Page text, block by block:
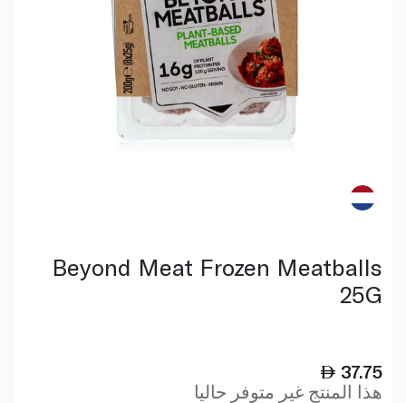
Beyond Meat Frozen Meatballs
25G
37.75
هذا المنتج غير متوفر حاليا